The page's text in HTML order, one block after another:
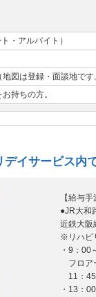
・アルバイト）
図は登録・面談地です
持ちの方。
イサービス内
【給与
●JR大和
近鉄大阪
※リハビ
・9：00
フロア
11：45
・13：